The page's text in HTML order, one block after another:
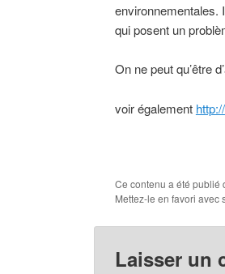
environnementales.
qui posent un
On ne peut qu’être
voir également
Ce contenu a été publié
Mettez-le en favori avec
Laisser un